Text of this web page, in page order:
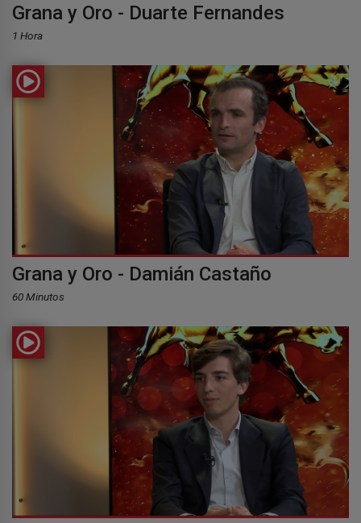
Grana y Oro - Duarte Fernandes
1 Hora
Grana y Oro - Damián Castaño
60 Minutos